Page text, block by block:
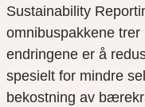
Sustainability
omnibuspakkene
endringene er å
spesielt for mindre
bekostning av